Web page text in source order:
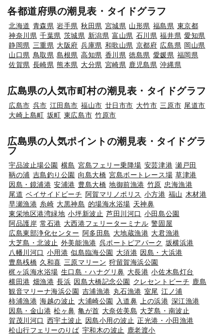
各都道府県の潮見表・タイドグラフ
北海道 青森県 岩手県 秋田県 宮城県 山形県 福島県 東京都
神奈川県 千葉県 茨城県 新潟県 富山県 石川県 福井県 愛知県
静岡県 三重県 大阪府 兵庫県 和歌山県 京都府 広島県 岡山県
山口県 鳥取県 島根県 高知県 香川県 徳島県 愛媛県 福岡県
佐賀県 長崎県 熊本県 大分県 宮崎県 鹿児島県 沖縄県
広島県の人気市町村の潮見表・タイドグラフ
広島市 呉市 江田島市 福山市 廿日市市 大竹市 三原市 尾道市
大崎上島町 坂町 東広島市 竹原市
広島県の人気ポイントの潮見表・タイドグラ
フ
宇品波止場公園 横島 宮島フェリー乗降場 安芸津港 瀬戸田
鞆の浦 吉島釣り公園 向島大橋 宮島ボートレース場 草津港
因島・鏡浦港 安浦港 豊島大橋 地御前漁港 竹原 忠海漁港
尾道 ベイサイドビーチ 阿賀マリノポリス 小方港 福山 木材港
早瀬漁港 糸崎 大黒神島 的場海水浴場 天神鼻
東栄地区港湾緑地 小坪新波止 芦田川河口 小田島公園
阿品護岸 常石港 大西港フェリーターミナル 警固屋
広島東部浄化センター 阿多田島 大地蔵漁港 大君漁港
大芝島・北波止 外美能漁港 呉ポートピアパーク 坂横浜港
八幡川河口 小用港 似島臨海公園 大須港 因島・大浜港
豊島桟橋 久和喜 三原マリーン 狩留賀海浜公園
梶ヶ浜海水浴場 生口島・ハナグリ鼻 大長港 小佐木島灯台
横田港 畑漁港 長浜 因島大橋記念公園 クレセントビーチ 鹿島
観音マリーナ海浜公園 吉浦漁港 丸石漁港 室尾 江ノ浦
柿浦漁港 海越の波止 大浦崎公園 入道鼻 上の浜港 深江漁港
因島・金山港 松ヶ鼻 亀が首 大奈佐美島 大芝島・南波止
賀茂川河口 西宇土波止 因島小用の波止 正光港・小田漁港
松山行フェリーのりば 宇和木の波止
鹿老渡小